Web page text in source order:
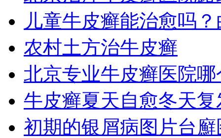
儿童牛皮癣能治愈吗
农村土方治牛皮癣
北京专业牛皮癣医院
牛皮癣夏天自愈冬天复
初期的银屑病图片台